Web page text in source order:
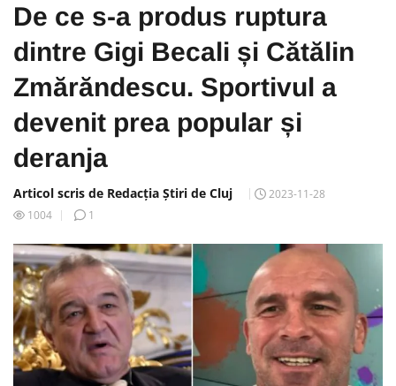
De ce s-a produs ruptura
dintre Gigi Becali și Cătălin
Zmărăndescu. Sportivul a
devenit prea popular și
deranja
Articol scris de Redacția Știri de Cluj
2023-11-28
1004
1